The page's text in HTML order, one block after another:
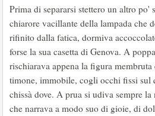
Prima di separarsi stettero un altro po'
chiarore vacillante della lampada che
rifinito dalla fatica, dormiva
forse la sua casetta di Genova. A
rischiarava appena la figura
timone, immobile, cogli occhi fissi sul
chissà dove. A prua si udiva sempre
che narrava a modo suo di gioie, di